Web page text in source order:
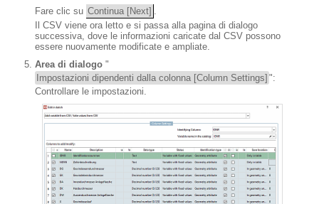
Fare clic su Continua [Next]
Il CSV viene ora letto e si passa alla pagina di dialogo
successiva, dove le informazioni caricate dal CSV possono
essere nuovamente modificate e ampliate.
Area di dialogo "
Impostazioni dipendenti dalla colonna [Column Settings] ":
Controllare le impostazioni.